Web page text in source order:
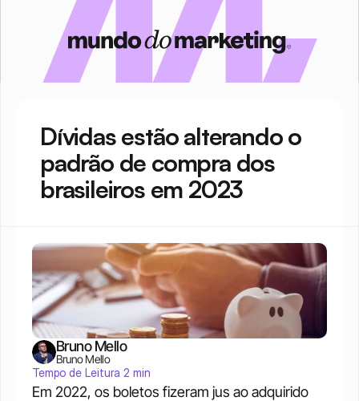
Dívidas estão alterando o
padrão de compra dos
brasileiros em 2023
Em 2022, os boletos fizeram jus ao adquirido
Bruno Mello
Bruno Mello
Tempo de Leitura 2 min